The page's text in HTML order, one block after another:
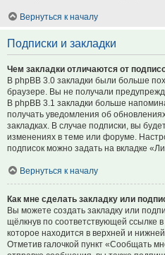
Вернуться к началу
Подписки и закладки
Чем закладки отличаются от
В phpBB 3.0 закладки были больше
браузере. Вы не получали
В phpBB 3.1 закладки больше
получать уведомления об
закладках. В случае подписки, вы
изменениях в теме или форуме.
подписок можно задать на вкладке
Вернуться к началу
Как мне сделать закладку или
Вы можете создать закладку или
щёлкнув по соответствующей ссылке
которое находится в верхней и
Отметив галочкой пункт «Сообщать